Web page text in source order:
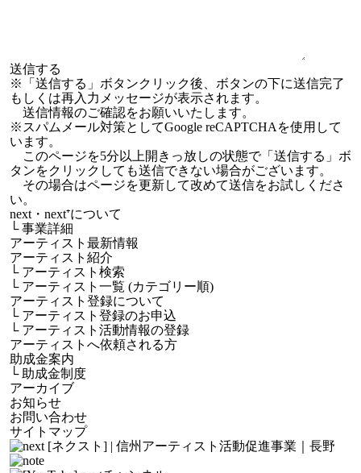
※「送信する」ボタンクリック後、ボタンの下に送信完了
もしくは再入力メッセージが表示されます。
送信情報のご確認をお願いいたします。
※スパムメール対策としてGoogle reCAPTCHAを使用して
います。
このページを5分以上開きっ放しの状態で「送信する」ボ
タンをクリックしても送信できない場合がございます。
その場合はページを更新して改めて送信をお試しくださ
い。
next・next⁺について
└事業詳細
アーティスト最新情報
アーティスト紹介
└ アーティスト検索
└ アーティスト一覧 (カテゴリー順)
アーティスト登録について
└ アーティスト登録のお申込
└ アーティスト活動情報の登録
アーティストへ依頼される方
助成金案内
└ 助成金制度
アーカイブ
お知らせ
お問い合わせ
サイトマップ